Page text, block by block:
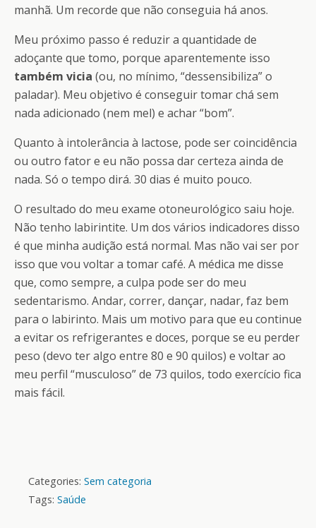
manhã. Um recorde que não conseguia há anos.
Meu próximo passo é reduzir a quantidade de
adoçante que tomo, porque aparentemente isso
também vicia (ou, no mínimo, “dessensibiliza” o
paladar). Meu objetivo é conseguir tomar chá sem
nada adicionado (nem mel) e achar “bom”.
Quanto à intolerância à lactose, pode ser coincidência
ou outro fator e eu não possa dar certeza ainda de
nada. Só o tempo dirá. 30 dias é muito pouco.
O resultado do meu exame otoneurológico saiu hoje.
Não tenho labirintite. Um dos vários indicadores disso
é que minha audição está normal. Mas não vai ser por
isso que vou voltar a tomar café. A médica me disse
que, como sempre, a culpa pode ser do meu
sedentarismo. Andar, correr, dançar, nadar, faz bem
para o labirinto. Mais um motivo para que eu continue
a evitar os refrigerantes e doces, porque se eu perder
peso (devo ter algo entre 80 e 90 quilos) e voltar ao
meu perfil “musculoso” de 73 quilos, todo exercício fica
mais fácil.
Categories: Sem categoria
Tags: Saúde